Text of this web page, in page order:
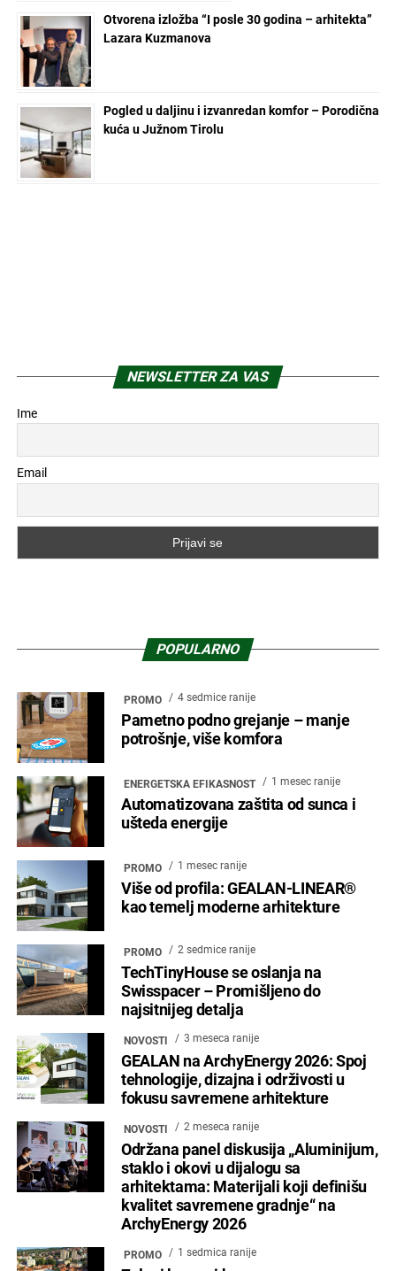
Otvorena izložba “I posle 30 godina – arhitekta”
Lazara Kuzmanova
Pogled u daljinu i izvanredan komfor – Porodična
kuća u Južnom Tirolu
NEWSLETTER ZA VAS
Ime
Email
POPULARNO
PROMO 4 sedmice ranije
Pametno podno grejanje – manje
potrošnje, više komfora
ENERGETSKA EFIKASNOST 1 mesec ranije
Automatizovana zaštita od sunca i
ušteda energije
PROMO 1 mesec ranije
Više od profila: GEALAN-LINEAR®
kao temelj moderne arhitekture
PROMO 2 sedmice ranije
TechTinyHouse se oslanja na
Swisspacer – Promišljeno do
najsitnijeg detalja
NOVOSTI 3 meseca ranije
GEALAN na ArchyEnergy 2026: Spoj
tehnologije, dizajna i održivosti u
fokusu savremene arhitekture
NOVOSTI 2 meseca ranije
Održana panel diskusija „Aluminijum,
staklo i okovi u dijalogu sa
arhitektama: Materijali koji definišu
kvalitet savremene gradnje“ na
ArchyEnergy 2026
PROMO 1 sedmica ranije